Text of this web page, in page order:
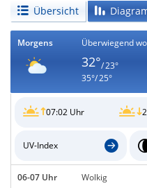
Übersicht
Morgens Überwiegend
32°/ 23°
35°/ 25°
07:02 Uhr
UV-Index
06-07 Uhr Wolkig